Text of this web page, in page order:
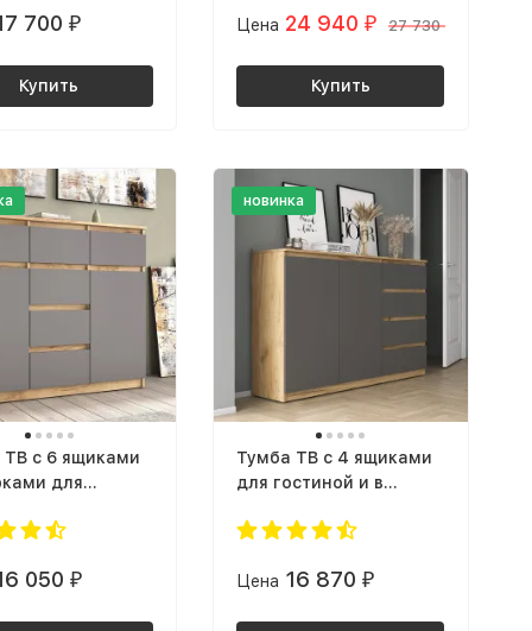
серый
700 ₽
Купить
ЛДСП дуб крафт
Цена 24 940 ₽ 27 730
Купить
ТВ с 6 ящиками
для
ЛОФТ Тб-22
/ дуб крафт
050 ₽
новинка
Тумба ТВ с 4 ящиками
для гостиной и в
Тб-23 СИТИ ЛДСП
Крафт золотой
Цена 16 870 ₽